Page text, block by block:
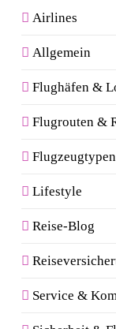
Airlines
Allgemein
Flughäfen &
Flugrouten &
Lifestyle
Reise-Blog
Service &